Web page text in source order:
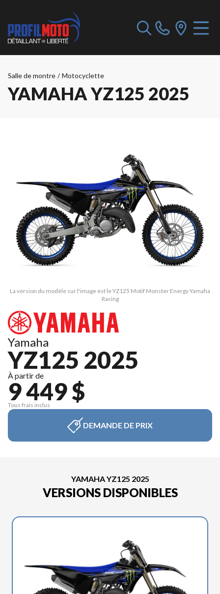
Salle de montre / Motocyclette
YAMAHA YZ125 2025
La version du modèle sur l'image est le YZ125 Motif Monster Energy Yamaha
Racing
Yamaha
YZ125 2025
À partir de
9 449 $
Tous frais inclus
DEMANDE DE PRIX
YAMAHA YZ125 2025
VERSIONS DISPONIBLES